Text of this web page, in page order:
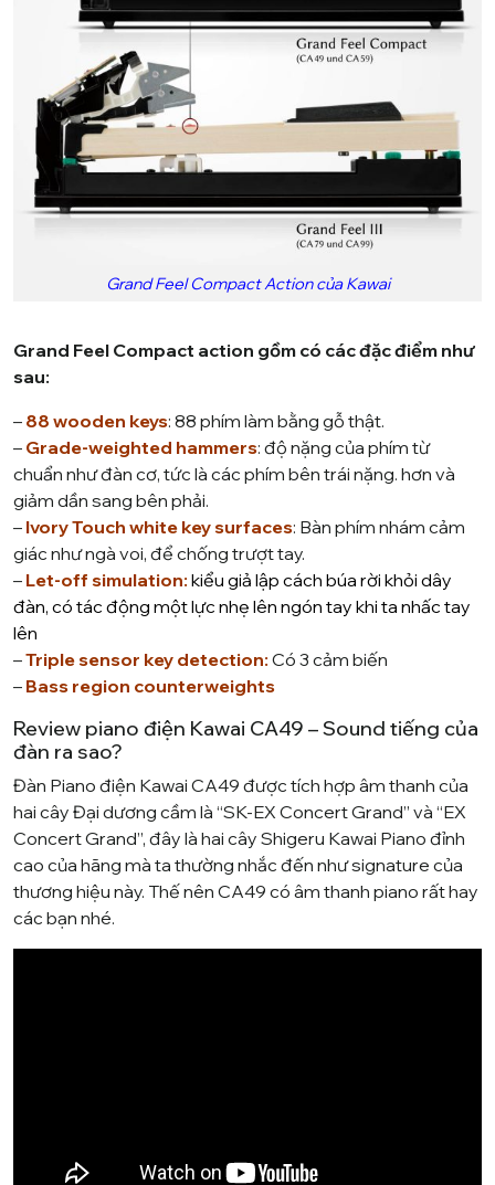
Grand Feel Compact Action của Kawai
Grand Feel Compact action gồm có các đặc điểm như
sau:
– 88 wooden keys: 88 phím làm bằng gỗ thật.
– Grade-weighted hammers: độ nặng của phím từ
chuẩn như đàn cơ, tức là các phím bên trái nặng. hơn và
giảm dần sang bên phải.
– Ivory Touch white key surfaces: Bàn phím nhám cảm
giác như ngà voi, để chống trượt tay.
– Let-off simulation: kiểu giả lập cách búa rời khỏi dây
đàn, có tác động một lực nhẹ lên ngón tay khi ta nhấc tay
lên
–Triple sensor key detection: Có 3 cảm biến
– Bass region counterweights
Review piano điện Kawai CA49 – Sound tiếng của
đàn ra sao?
Đàn Piano điện Kawai CA49 được tích hợp âm thanh của
hai cây Đại dương cầm là “SK-EX Concert Grand” và “EX
Concert Grand”, đây là hai cây Shigeru Kawai Piano đỉnh
cao của hãng mà ta thường nhắc đến như signature của
thương hiệu này. Thế nên CA49 có âm thanh piano rất hay
các bạn nhé.